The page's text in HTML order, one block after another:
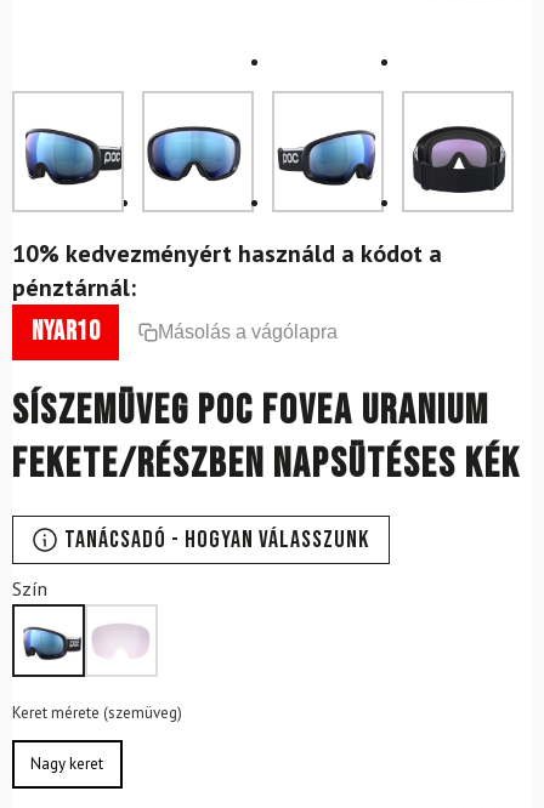
10% kedvezményért használd a kódot a
pénztárnál:
nyar10 Másolás a vágólapra
Síszemüveg POC Fovea Uranium
fekete/részben napsütéses kék
Tanácsadó - Hogyan válasszunk
Szín
Keret mérete (szemüveg)
Nagy keret